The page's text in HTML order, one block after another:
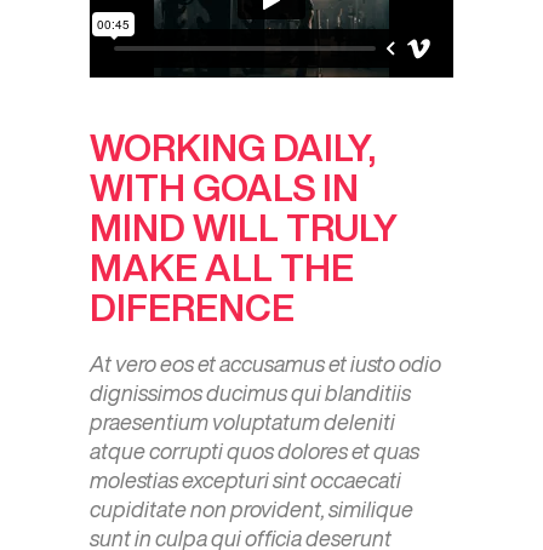
WORKING DAILY,
WITH GOALS IN
MIND WILL TRULY
MAKE ALL THE
DIFERENCE
At vero eos et accusamus et iusto odio
dignissimos ducimus qui blanditiis
praesentium voluptatum deleniti
atque corrupti quos dolores et quas
molestias excepturi sint occaecati
cupiditate non provident, similique
sunt in culpa qui officia deserunt